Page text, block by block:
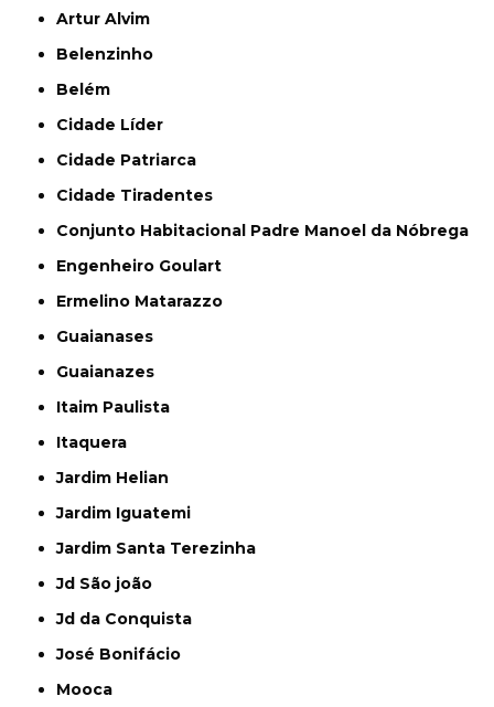
Artur Alvim
Belenzinho
Belém
Cidade Líder
Cidade Patriarca
Cidade Tiradentes
Conjunto Habitacional Padre Manoel da Nóbrega
Engenheiro Goulart
Ermelino Matarazzo
Guaianases
Guaianazes
Itaim Paulista
Itaquera
Jardim Helian
Jardim Iguatemi
Jardim Santa Terezinha
Jd São joão
Jd da Conquista
José Bonifácio
Mooca